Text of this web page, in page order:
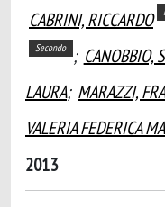
CABRINI, RICCARDO
Secondo ; CANOBBIO,
LAURA; MARAZZI,
VALERIA FEDERICA
2013